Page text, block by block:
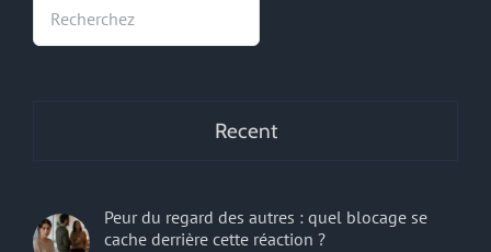
Recent
Peur du regard des autres : quel blocage se
cache derrière cette réaction ?